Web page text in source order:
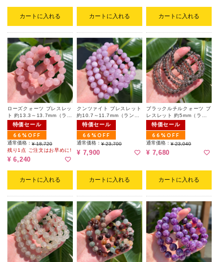
カートに入れる カートに入れる カートに入れる
ローズクォーツ ブレスレッ
ト 約13.3～13.7mm（ラン
ダム）
特価セール
66%OFF
通常価格： ¥ 18,720
残り1点 ご注文はお早めに!
¥ 6,240
カートに入れる
クンツァイト ブレスレット
約10.7～11.7mm（ランダ
ム）
特価セール
66%OFF
通常価格：¥ 23,700
¥ 7,900
カートに入れる
ブラックルチルクォーツ ブ
レスレット 約5mm（ラン
ダム）
特価セール
66%OFF
通常価格：¥ 23,040
¥ 7,680
カートに入れる